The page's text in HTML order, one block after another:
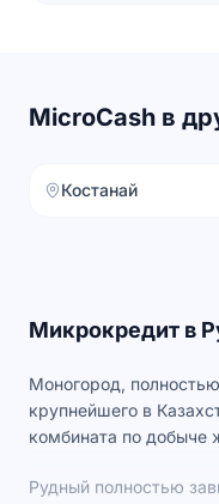
MicroCash в
Костанай
Микрокредит в
Моногород,
крупнейшего в
комбината по добыче
Рудный полностью